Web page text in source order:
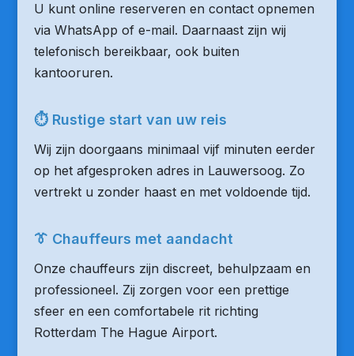
U kunt online reserveren en contact opnemen
via WhatsApp of e-mail. Daarnaast zijn wij
telefonisch bereikbaar, ook buiten
kantooruren.
⏱ Rustige start van uw reis
Wij zijn doorgaans minimaal vijf minuten eerder
op het afgesproken adres in Lauwersoog. Zo
vertrekt u zonder haast en met voldoende tijd.
👔 Chauffeurs met aandacht
Onze chauffeurs zijn discreet, behulpzaam en
professioneel. Zij zorgen voor een prettige
sfeer en een comfortabele rit richting
Rotterdam The Hague Airport.